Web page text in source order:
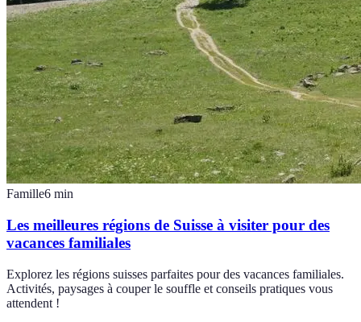
Famille6 min
Les meilleures régions de Suisse à visiter pour des
vacances familiales
Explorez les régions suisses parfaites pour des vacances familiales.
Activités, paysages à couper le souffle et conseils pratiques vous
attendent !